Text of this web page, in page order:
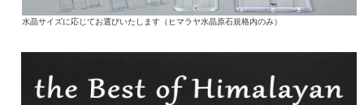
水晶サイズに応じてお選びいたします（ヒマラヤ水晶原石規格内のみ）